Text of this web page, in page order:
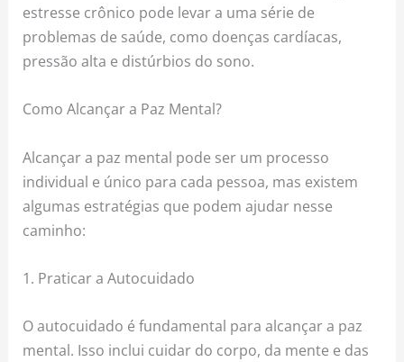
estresse crônico pode levar a uma série de
problemas de saúde, como doenças cardíacas,
pressão alta e distúrbios do sono.
Como Alcançar a Paz Mental?
Alcançar a paz mental pode ser um processo
individual e único para cada pessoa, mas existem
algumas estratégias que podem ajudar nesse
caminho:
1. Praticar a Autocuidado
O autocuidado é fundamental para alcançar a paz
mental. Isso inclui cuidar do corpo, da mente e das